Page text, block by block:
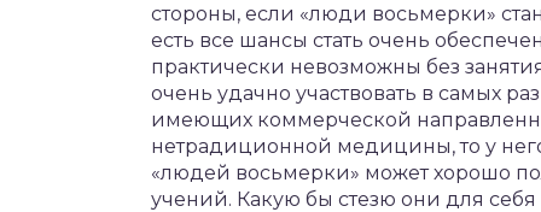
стороны, если «люди восьмерки»
есть все шансы стать очень
практически невозможны без
очень удачно участвовать в самых
имеющих коммерческой
нетрадиционной медицины, то у
«людей восьмерки» может хорошо
учений. Какую бы стезю они для